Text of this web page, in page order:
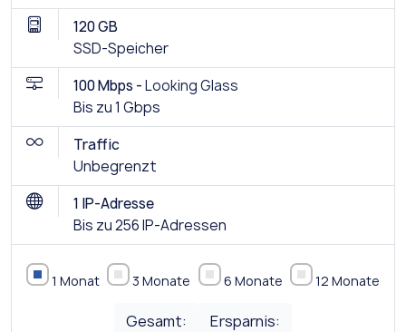
120 GB
SSD-Speicher
100 Mbps -Looking Glass
Bis zu 1 Gbps
Traffic
Unbegrenzt
1 IP-Adresse
Bis zu 256 IP-Adressen
1 Monat 3 Monate 6 Monate 12 Monate
Gesamt:
Ersparnis: